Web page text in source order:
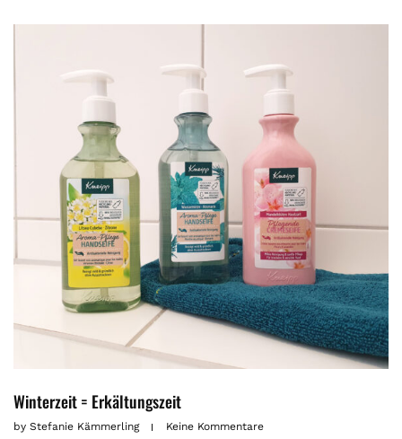
Winterzeit = Erkältungszeit
by Stefanie Kämmerling Keine Kommentare